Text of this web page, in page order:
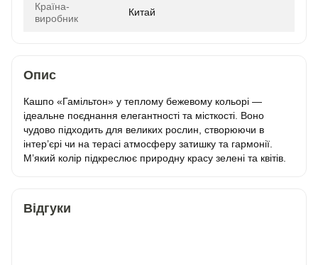
Країна-
виробник
Китай
Опис
Кашпо «Гамільтон» у теплому бежевому кольорі —
ідеальне поєднання елегантності та місткості. Воно
чудово підходить для великих рослин, створюючи в
інтер’єрі чи на терасі атмосферу затишку та гармонії.
М’який колір підкреслює природну красу зелені та квітів.
Відгуки